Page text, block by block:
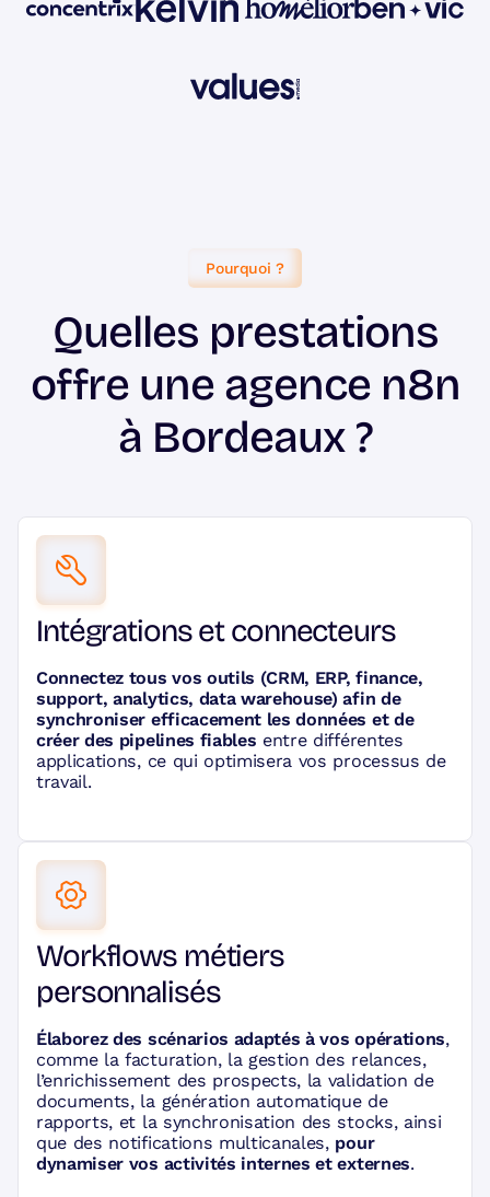
Pourquoi ?
Quelles prestations
offre une agence n8n
à Bordeaux ?
Intégrations et connecteurs
Connectez tous vos outils (CRM, ERP, finance,
support, analytics, data warehouse) afin de
synchroniser efficacement les données et de
créer des pipelines fiables entre différentes
applications, ce qui optimisera vos processus de
travail.
Workflows métiers
personnalisés
Élaborez des scénarios adaptés à vos opérations,
comme la facturation, la gestion des relances,
l’enrichissement des prospects, la validation de
documents, la génération automatique de
rapports, et la synchronisation des stocks, ainsi
que des notifications multicanales, pour
dynamiser vos activités internes et externes.